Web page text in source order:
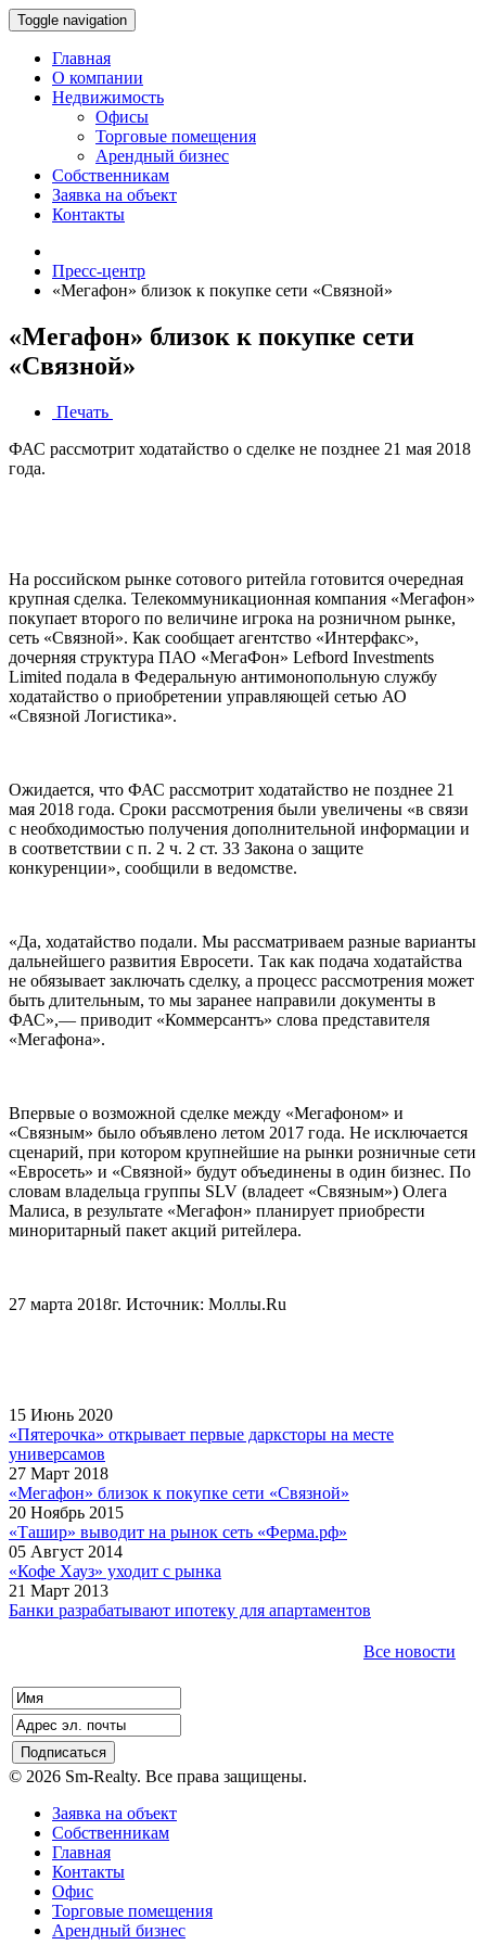
Toggle navigation
Главная
О компании
Недвижимость
Офисы
Торговые помещения
Арендный бизнес
Собственникам
Заявка на объект
Контакты
Пресс-центр
«Мегафон» близок к покупке сети «Связной»
«Мегафон» близок к покупке сети
«Связной»
Печать
ФАС рассмотрит ходатайство о сделке не позднее 21 мая 2018
года.
На российском рынке сотового ритейла готовится очередная
крупная сделка. Телекоммуникационная компания «Мегафон»
покупает второго по величине игрока на розничном рынке,
сеть «Связной». Как сообщает агентство «Интерфакс»,
дочерняя структура ПАО «МегаФон» Lefbord Investments
Limited подала в Федеральную антимонопольную службу
ходатайство о приобретении управляющей сетью АО
«Связной Логистика».
Ожидается, что ФАС рассмотрит ходатайство не позднее 21
мая 2018 года. Сроки рассмотрения были увеличены «в связи
с необходимостью получения дополнительной информации и
в соответствии с п. 2 ч. 2 ст. 33 Закона о защите
конкуренции», сообщили в ведомстве.
«Да, ходатайство подали. Мы рассматриваем разные варианты
дальнейшего развития Евросети. Так как подача ходатайства
не обязывает заключать сделку, а процесс рассмотрения может
быть длительным, то мы заранее направили документы в
ФАС»,— приводит «Коммерсантъ» слова представителя
«Мегафона».
Впервые о возможной сделке между «Мегафоном» и
«Связным» было объявлено летом 2017 года. Не исключается
сценарий, при котором крупнейшие на рынки розничные сети
«Евросеть» и «Связной» будут объединены в один бизнес. По
словам владельца группы SLV (владеет «Связным») Олега
Малиса, в результате «Мегафон» планирует приобрести
миноритарный пакет акций ритейлера.
27 марта 2018г. Источник: Моллы.Ru
15 Июнь 2020
«Пятерочка» открывает первые дарксторы на месте
универсамов
27 Март 2018
«Мегафон» близок к покупке сети «Связной»
20 Ноябрь 2015
«Ташир» выводит на рынок сеть «Ферма.рф»
05 Август 2014
«Кофе Хауз» уходит с рынка
21 Март 2013
Банки разрабатывают ипотеку для апартаментов
Все новости
© 2026 Sm-Realty. Все права защищены.
Заявка на объект
Собственникам
Главная
Контакты
Офис
Торговые помещения
Арендный бизнес